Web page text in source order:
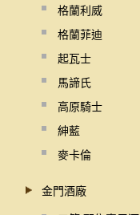
格蘭利威
格蘭菲迪
起瓦士
馬諦氏
高原騎士
紳藍
麥卡倫
金門酒廠